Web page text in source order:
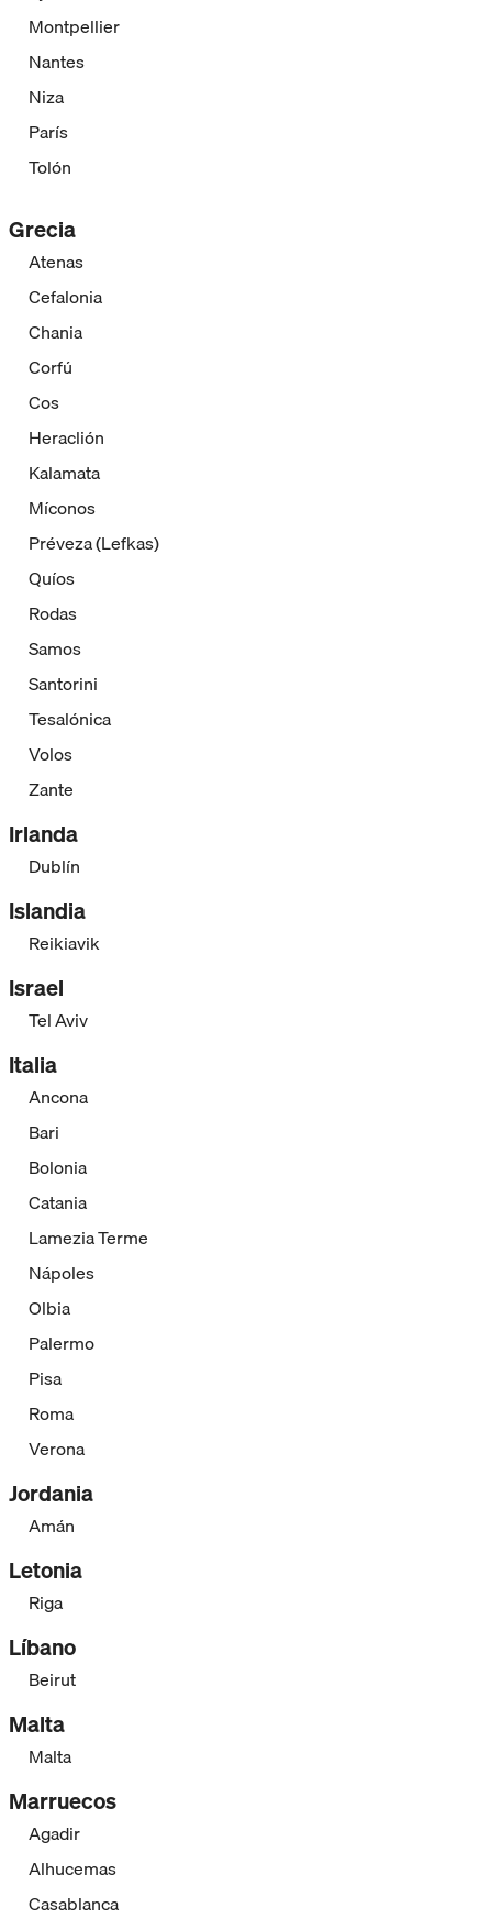
Montpellier
Nantes
Niza
París
Tolón
Grecia
Atenas
Cefalonia
Chania
Corfú
Cos
Heraclión
Kalamata
Míconos
Préveza (Lefkas)
Quíos
Rodas
Samos
Santorini
Tesalónica
Volos
Zante
Irlanda
Dublín
Islandia
Reikiavik
Israel
Tel Aviv
Italia
Ancona
Bari
Bolonia
Catania
Lamezia Terme
Nápoles
Olbia
Palermo
Pisa
Roma
Verona
Jordania
Amán
Letonia
Riga
Líbano
Beirut
Malta
Malta
Marruecos
Agadir
Alhucemas
Casablanca